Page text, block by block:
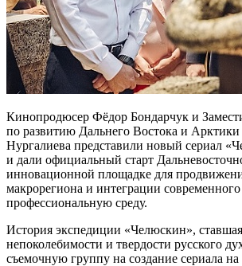
Кинопродюсер Фёдор Бондарчук и
по развитию Дальнего Востока и
Нургалиева представили новый сериал
и дали официальный старт
инновационной площадке для
макрорегиона и интеграции
профессиональную среду.
История экспедиции «Челюскин»,
непоколебимости и твердости русского
съемочную группу на создание сериала